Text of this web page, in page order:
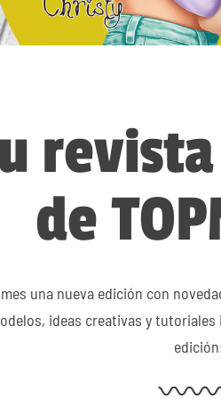
de
una nueva edición con
ideas creativas y